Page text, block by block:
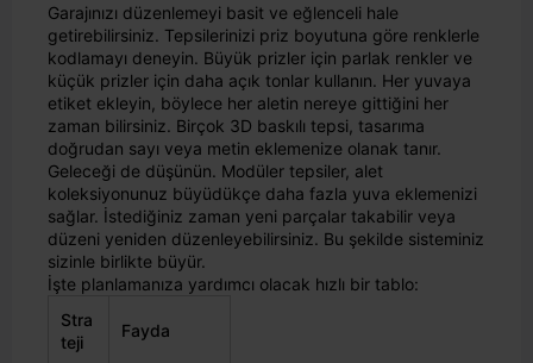
Garajınızı düzenlemeyi basit ve eğlenceli hale
getirebilirsiniz. Tepsilerinizi priz boyutuna göre renklerle
kodlamayı deneyin. Büyük prizler için parlak renkler ve
küçük prizler için daha açık tonlar kullanın. Her yuvaya
etiket ekleyin, böylece her aletin nereye gittiğini her
zaman bilirsiniz. Birçok 3D baskılı tepsi, tasarıma
doğrudan sayı veya metin eklemenize olanak tanır.
Geleceği de düşünün. Modüler tepsiler, alet
koleksiyonunuz büyüdükçe daha fazla yuva eklemenizi
sağlar. İstediğiniz zaman yeni parçalar takabilir veya
düzeni yeniden düzenleyebilirsiniz. Bu şekilde sisteminiz
sizinle birlikte büyür.
İşte planlamanıza yardımcı olacak hızlı bir tablo:
Stra
teji
Fayda